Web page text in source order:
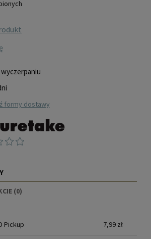
formy dostawy
EWENTUALNYCH KOSZTÓW
(0)
Pickup 7,99 zł